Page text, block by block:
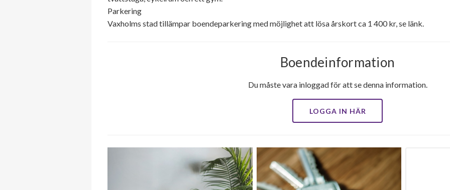
Parkering
Vaxholms stad tillämpar boendeparkering med möjlighet att lösa årskort ca 1 400 kr, se länk.
Boendeinformation
Du måste vara inloggad för att se denna information.
LOGGA IN HÄR